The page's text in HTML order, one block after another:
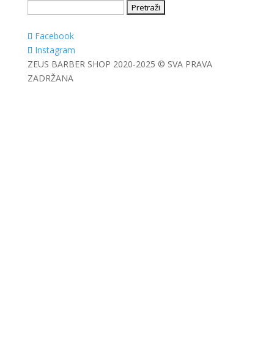
Facebook
Instagram
ZEUS BARBER SHOP 2020-2025 © SVA PRAVA
ZADRŽANA